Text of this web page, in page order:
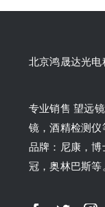
北京鸿晟达光电
专业销售 望远
镜，酒精检测仪
品牌：尼康，
冠，奥林巴斯等